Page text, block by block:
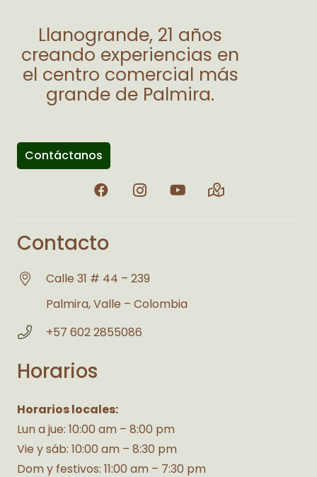
Llanogrande, 21 años
creando experiencias en
el centro comercial más
grande de Palmira.
Contáctanos
Contacto
Calle 31 # 44 – 239
Palmira, Valle – Colombia
+57 602 2855086
Horarios
Horarios locales:
Lun a jue: 10:00 am – 8:00 pm
Vie y sáb: 10:00 am – 8:30 pm
Dom y festivos: 11:00 am – 7:30 pm